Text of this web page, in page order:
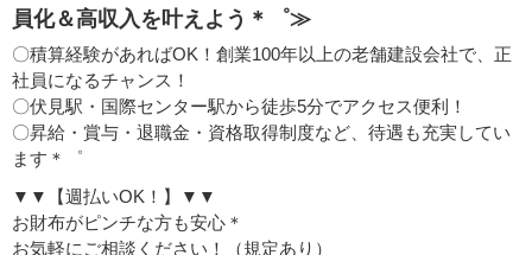
員化＆高収入を叶えよう＊゜≫
〇積算経験があればOK！創業100年以上の老舗建設会社で、正
社員になるチャンス！
〇伏見駅・国際センター駅から徒歩5分でアクセス便利！
〇昇給・賞与・退職金・資格取得制度など、待遇も充実してい
ます＊゜
▼▼【週払いOK！】▼▼
お財布がピンチな方も安心＊
お気軽にご相談ください！（規定あり）